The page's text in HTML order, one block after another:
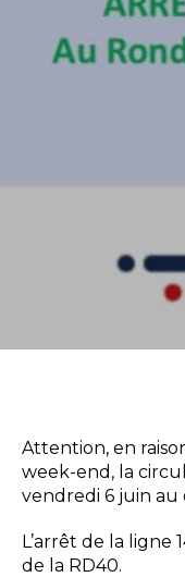
Attention, en
week-end, la
vendredi 6 juin au
L’arrêt de la ligne
de la RD40.